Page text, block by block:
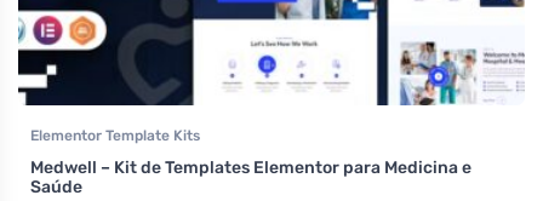
Elementor Template Kits
Medwell – Kit de Templates Elementor para Medicina e
Saúde